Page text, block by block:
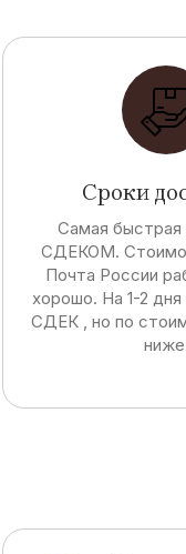
Сроки
Самая быстрая
СДЕКОМ.
Почта России
хорошо. На 1-2
СДЕК , но по